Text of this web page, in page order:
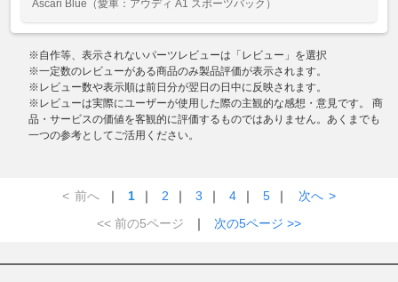
Ascari Blue （愛車：アウディ A1 スポーツバック）
※自作等、表示されないパーツレビューは「レビュー」を選択
※一定数のレビューがある商品のみ製品評価が表示されます。
※レビュー数や表示順は前日分が翌日の日中に反映されます。
※レビューは実際にユーザーが使用した際の主観的な感想・意見です。 商
品・サービスの価値を客観的に評価するものではありません。あくまでも
一つの参考としてご活用ください。
< 前へ ｜ 1 ｜ 2 ｜ 3 ｜ 4 ｜ 5 ｜ 次へ >
<< 前の5ページ
｜ 次の5ページ >>